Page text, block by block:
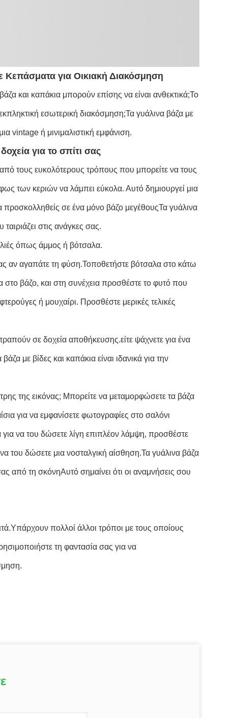
για Οικιακή Διακόσμηση
και καπάκια μπορούν επίσης να είναι ανθεκτικά;Το
εσωτερική διακόσμηση;Τα γυάλινα βάζα με
vintage ή μινιμαλιστική εμφάνιση.
για το σπίτι σας
από τους ευκολότερους τρόπους που μπορείτε να τους
των κεριών να λάμπει εύκολα. Αυτό δημιουργεί μια
προσκολληθείς σε ένα μόνο βάζο μεγέθουςΤα γυάλινα
στις ανάγκες σας.
όπως άμμος ή βότσαλα.
αν αγαπάτε τη φύση.Τοποθετήστε βότσαλα στο κάτω
βάζο, και στη συνέχεια προσθέστε το φυτό που
ή μουχαίρι. Προσθέστε μερικές τελικές
σε δοχεία αποθήκευσης.είτε ψάχνετε για ένα
με βίδες και καπάκια είναι ιδανικά για την
της εικόνας; Μπορείτε να μεταμορφώσετε τα βάζα
για να εμφανίσετε φωτογραφίες στο σαλόνι
να του δώσετε λίγη επιπλέον λάμψη, προσθέστε
του δώσετε μια νοσταλγική αίσθηση.Τα γυάλινα βάζα
από τη σκόνηΑυτό σημαίνει ότι οι αναμνήσεις σου
πολλοί άλλοι τρόποι με τους οποίους
τη φαντασία σας για να